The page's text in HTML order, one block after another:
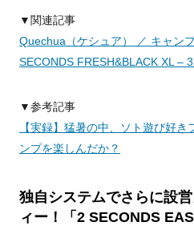
▼関連記事
Quechua（ケシュア） ／ キャン
SECONDS FRESH&BLACK XL –
▼参考記事
【実録】猛暑の中、ソト遊び好
ンプを楽しんだか？
独自システムでさらに設
ィー！「2 SECONDS